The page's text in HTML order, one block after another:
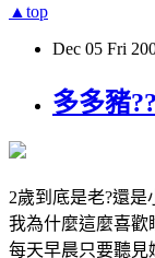
▲top
Dec 05 Fri
多多豬
2歲到底是老?還是
我為什麼這麼喜歡
每天早晨只要聽見